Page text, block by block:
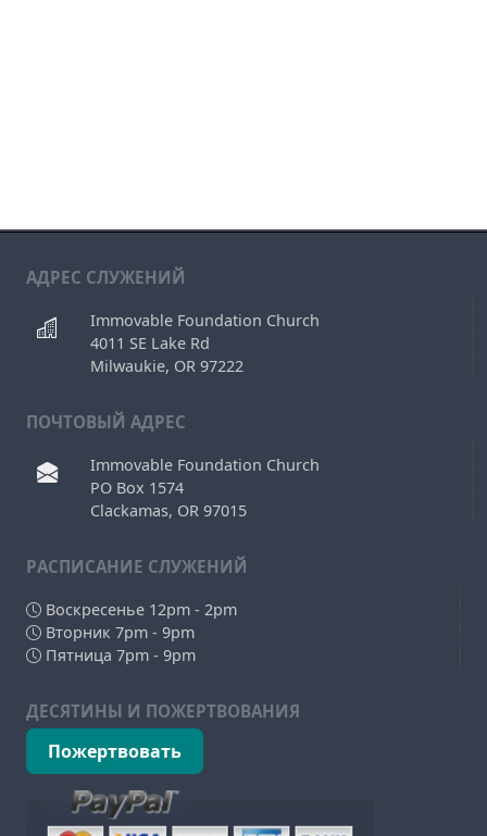
АДРЕС СЛУЖЕНИЙ
Immovable Foundation Church
4011 SE Lake Rd
Milwaukie, OR 97222
ПОЧТОВЫЙ АДРЕС
Immovable Foundation Church
PO Box 1574
Clackamas, OR 97015
РAСПИСАНИЕ СЛУЖЕНИЙ
Воскресенье 12pm - 2pm
Вторник 7pm - 9pm
Пятница 7pm - 9pm
ДЕСЯТИНЫ И ПОЖЕРТВОВАНИЯ
Пожертвовать